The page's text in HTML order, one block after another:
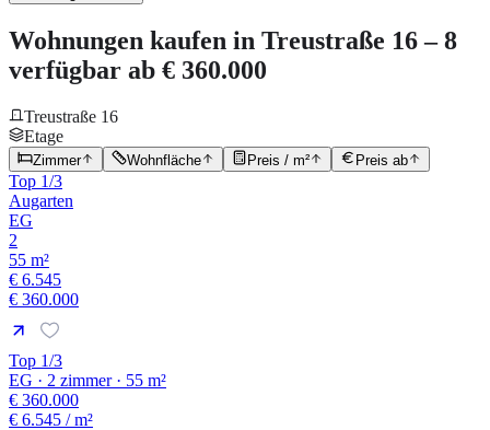
Wohnungen kaufen in Treustraße 16 – 8
verfügbar ab € 360.000
Treustraße 16
Etage
Zimmer Wohnfläche Preis / m² Preis ab
Top 1/3
Augarten
EG
2
55 m²
€ 6.545
€ 360.000
Top 1/3
EG · 2 zimmer · 55 m²
€ 360.000
€ 6.545 / m²